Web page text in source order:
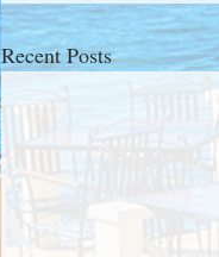
Recent Posts